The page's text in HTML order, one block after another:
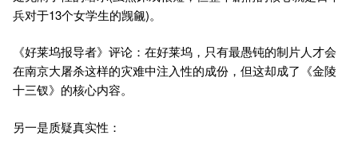
兵对于13个女学生的觊觎)。
《好莱坞报导者》评论：在好莱坞，只有最愚钝的制片人才会
在南京大屠杀这样的灾难中注入性的成份，但这却成了《金陵
十三钗》的核心内容。
另一是质疑真实性：